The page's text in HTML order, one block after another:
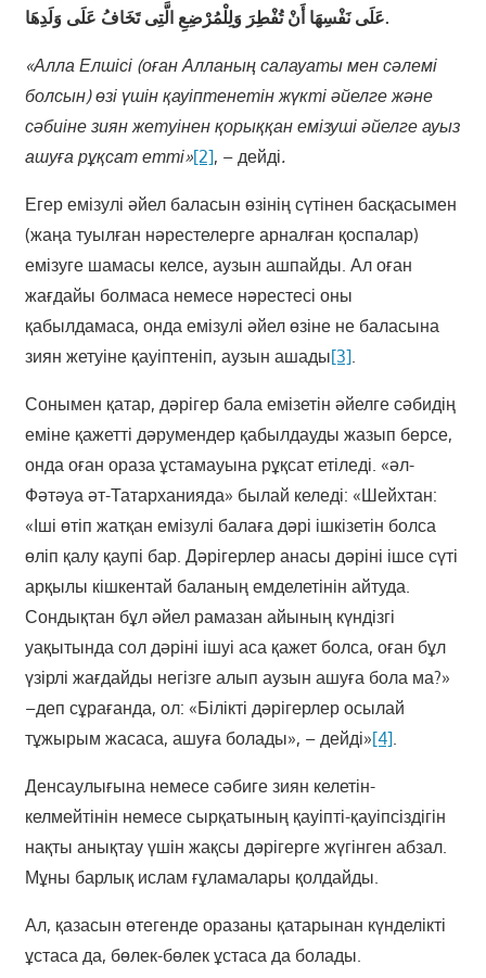
عَلَى نَفْسِهَا أَنْ تُفْطِرَ وَلِلْمُرْضِعِ الَّتِى تَخَافُ عَلَى وَلَدِهَا.
«Алла Елшісі (оған Алланың салауаты мен сәлемі
болсын) өзі үшін қауіптенетін жүкті әйелге және
сәбиіне зиян жетуінен қорыққан емізуші әйелге ауыз
ашуға рұқсат етті»[2], – дейді.
Егер емізулі әйел баласын өзінің сүтінен басқасымен
(жаңа туылған нәрестелерге арналған қоспалар)
емізуге шамасы келсе, аузын ашпайды. Ал оған
жағдайы болмаса немесе нәрестесі оны
қабылдамаса, онда емізулі әйел өзіне не баласына
зиян жетуіне қауіптеніп, аузын ашады[3].
Сонымен қатар, дәрігер бала емізетін әйелге сәбидің
еміне қажетті дәрумендер қабылдауды жазып берсе,
онда оған ораза ұстамауына рұқсат етіледі. «әл-
Фәтәуа әт-Татарханияда» былай келеді: «Шейхтан:
«Іші өтіп жатқан емізулі балаға дәрі ішкізетін болса
өліп қалу қаупі бар. Дәрігерлер анасы дәріні ішсе сүті
арқылы кішкентай баланың емделетінін айтуда.
Сондықтан бұл әйел рамазан айының күндізгі
уақытында сол дәріні ішуі аса қажет болса, оған бұл
үзірлі жағдайды негізге алып аузын ашуға бола ма?»
–деп сұрағанда, ол: «Білікті дәрігерлер осылай
тұжырым жасаса, ашуға болады», – дейді»[4].
Денсаулығына немесе сәбиге зиян келетін-
келмейтінін немесе сырқатының қауіпті-қауіпсіздігін
нақты анықтау үшін жақсы дәрігерге жүгінген абзал.
Мұны барлық ислам ғұламалары қолдайды.
Ал, қазасын өтегенде оразаны қатарынан күнделікті
ұстаса да, бөлек-бөлек ұстаса да болады.